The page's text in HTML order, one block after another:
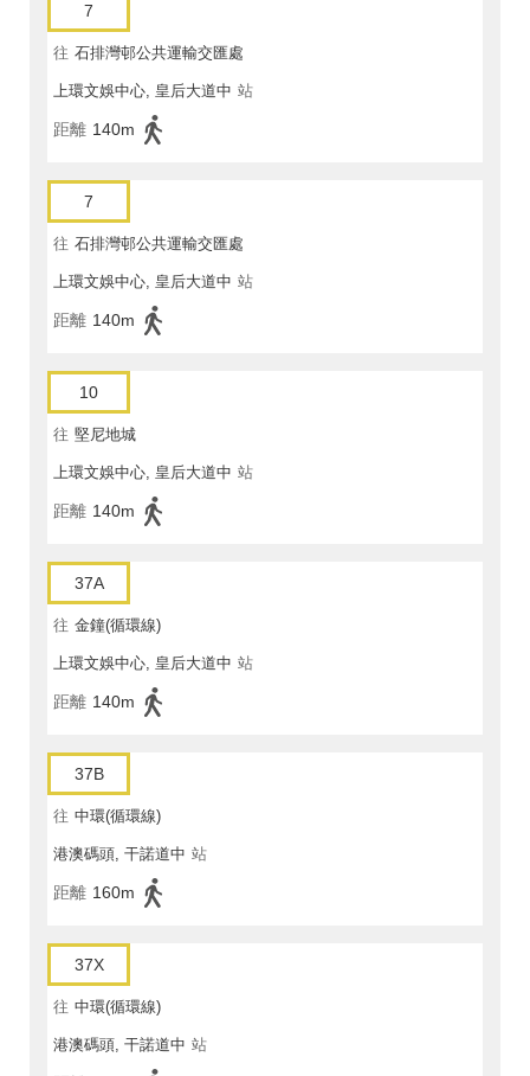
7
往 石排灣邨公共運輸交匯處
上環文娛中心, 皇后大道中 站
距離 140m
7
往 石排灣邨公共運輸交匯處
上環文娛中心, 皇后大道中 站
距離 140m
10
往 堅尼地城
上環文娛中心, 皇后大道中 站
距離 140m
37A
往 金鐘(循環線)
上環文娛中心, 皇后大道中 站
距離 140m
37B
往 中環(循環線)
港澳碼頭, 干諾道中 站
距離 160m
37X
往 中環(循環線)
港澳碼頭, 干諾道中 站